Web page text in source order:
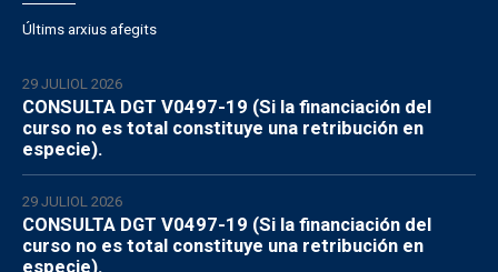
Últims arxius afegits
29 JULIOL 2026
CONSULTA DGT V0497-19 (Si la financiación del
curso no es total constituye una retribución en
especie).
29 JULIOL 2026
CONSULTA DGT V0497-19 (Si la financiación del
curso no es total constituye una retribución en
especie).